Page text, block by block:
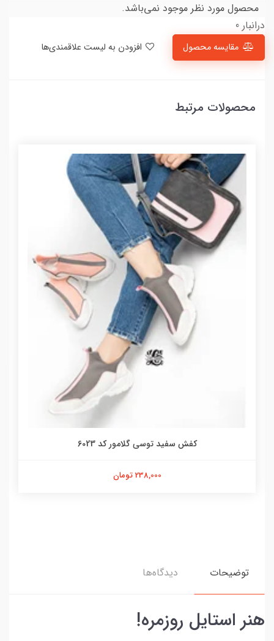
محصول مورد نظر موجود نمی‌باشد.
درانبار 0
مقایسه محصول
محصولات مرتبط
کفش سفید توسی گلامور کد 6023
238,000 تومان
توضیحات دیدگاه‌ها
هنر استایل روزمره!